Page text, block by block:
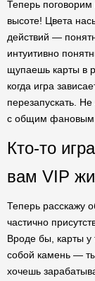
Теперь
высоте! Цвета
действий —
интуитивно
щупаешь карты в
когда игра
перезапускать.
с общим фановым
Кто-то
вам VIP
Теперь расскажу
частично
Вроде бы, карты у
собой камень —
хочешь